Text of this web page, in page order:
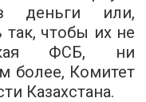
деньги или,
так, чтобы их не
ФСБ, ни
более, Комитет
Казахстана.